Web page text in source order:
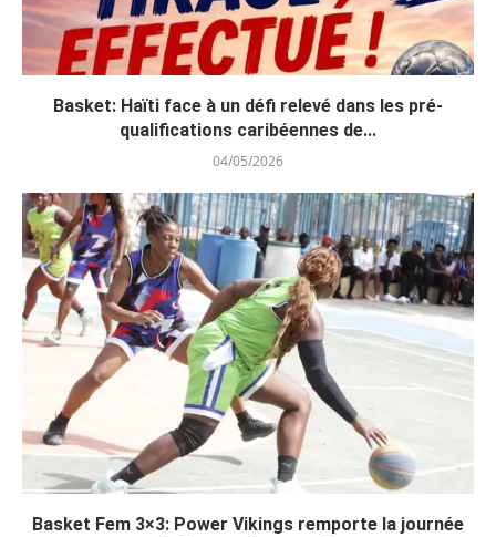
Basket: Haïti face à un défi relevé dans les pré-
qualifications caribéennes de...
04/05/2026
Basket Fem 3×3: Power Vikings remporte la journée